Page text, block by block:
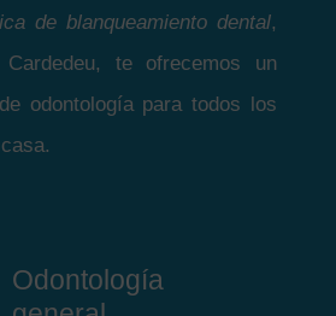
de blanqueamiento dental,
te ofrecemos un
odontología para todos los
Odontología